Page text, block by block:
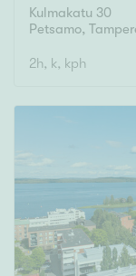
Kulmakatu 30
Petsamo,
2h, k, kph